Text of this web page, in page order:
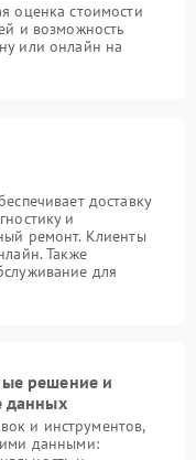
оценка стоимости
и возможность
или онлайн на
доставку
и
ремонт. Клиенты
Также
для
решение и
данных
и инструментов,
данными: